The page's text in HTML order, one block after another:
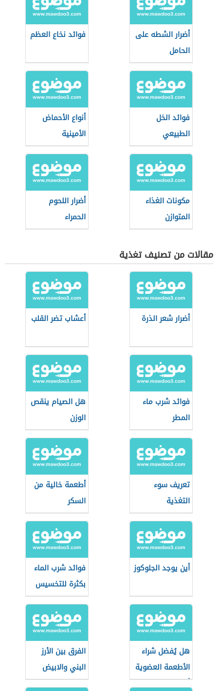
أضرار الشطه على
الحامل
فوائد نخاع العظم
فوائد الخل
الطبيعي
أنواع الأحماض
الأمينية
مكونات الغذاء
المتوازن
أضرار اللحوم
الحمراء
مقالات من تصنيف تغذية
أضرار شعر الذرة أعشاب تضر القلب
فوائد شرب ماء
المطر
هل الصيام ينقص
الوزن
تعريف سوء
التغذية
أطعمة خالية من
السكر
أين يوجد الجلوكوز
فوائد شرب الماء
بكثرة للتخسيس
هل يُفضل شراء
الأطعمة العضوية
أثناء التسوق؟
الفرق بين الأرز
البني والابيض